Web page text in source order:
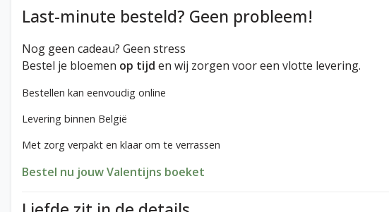
Last-minute besteld? Geen probleem!
Nog geen cadeau? Geen stress
Bestel je bloemen op tijd en wij zorgen voor een vlotte levering.
Bestellen kan eenvoudig online
Levering binnen België
Met zorg verpakt en klaar om te verrassen
Bestel nu jouw Valentijns boeket